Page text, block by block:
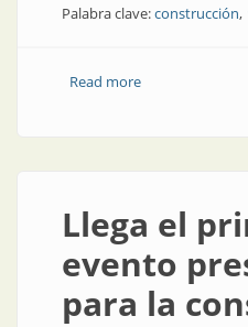
Palabra clave:construcción
Read moreabout
Llega el
evento
para la